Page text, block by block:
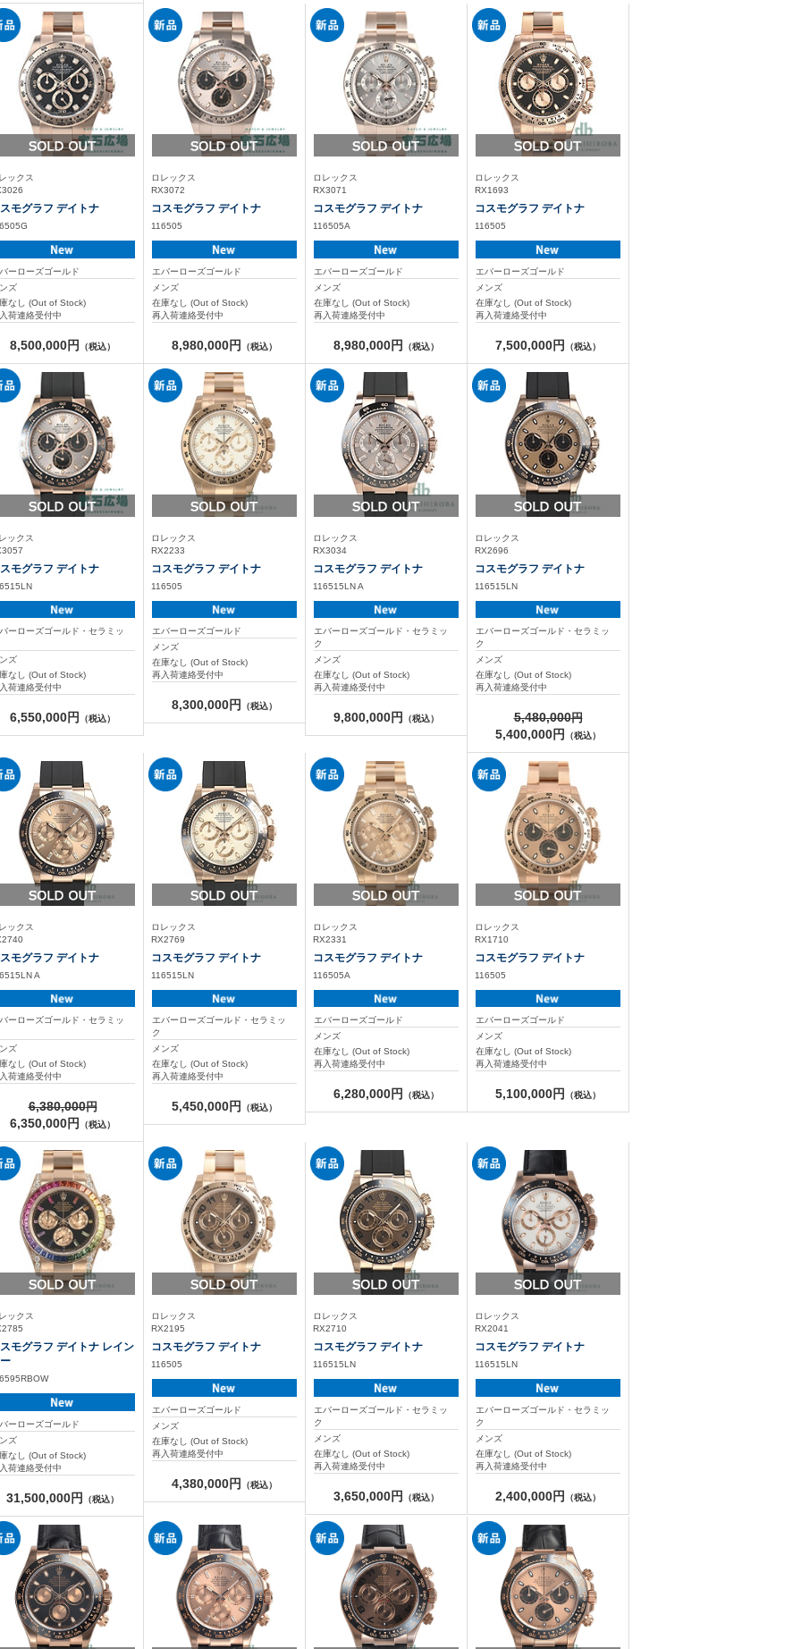
ックス
モグラフ デイトナ
ーローズゴールド
ズ
なし (Out of Stock)
荷連絡受付中
8,500,000円 （税込）
ロレックス
RX3072
コスモグラフ デイトナ
116505
エバーローズゴールド
メンズ
在庫なし (Out of Stock)
再入荷連絡受付中
8,980,000円 （税込）
ロレックス
RX3071
コスモグラフ デイトナ
116505A
エバーローズゴールド
メンズ
在庫なし (Out of Stock)
再入荷連絡受付中
8,980,000円 （税込）
ロレックス
RX1693
コスモグラフ デイトナ
116505
エバーローズゴールド
メンズ
在庫なし (Out of Stock)
再入荷連絡受付中
7,500,000円 （税込）
ックス
モグラフ デイトナ
ーローズゴールド・セラミッ
ズ
なし (Out of Stock)
荷連絡受付中
6,550,000円 （税込）
ロレックス
RX2233
コスモグラフ デイトナ
116505
エバーローズゴールド
メンズ
在庫なし (Out of Stock)
再入荷連絡受付中
8,300,000円 （税込）
ロレックス
RX3034
コスモグラフ デイトナ
116515LN A
エバーローズゴールド・セラミッ
ク
メンズ
在庫なし (Out of Stock)
再入荷連絡受付中
9,800,000円 （税込）
ロレックス
RX2696
コスモグラフ デイトナ
116515LN
エバーローズゴールド・セラミッ
ク
メンズ
在庫なし (Out of Stock)
再入荷連絡受付中
5,480,000
5,400,000円
（税込）
ックス
モグラフ デイトナ
A
ーローズゴールド・セラミッ
ズ
なし (Out of Stock)
荷連絡受付中
6,380,000
6,350,000円
（税込）
ロレックス
RX2769
コスモグラフ デイトナ
116515LN
エバーローズゴールド・セラミッ
ク
メンズ
在庫なし (Out of Stock)
再入荷連絡受付中
5,450,000円 （税込）
ロレックス
RX2331
コスモグラフ デイトナ
116505A
エバーローズゴールド
メンズ
在庫なし (Out of Stock)
再入荷連絡受付中
6,280,000円 （税込）
ロレックス
RX1710
コスモグラフ デイトナ
116505
エバーローズゴールド
メンズ
在庫なし (Out of Stock)
再入荷連絡受付中
5,100,000円 （税込）
ックス
モグラフ デイトナ レイン
ーローズゴールド
ズ
なし (Out of Stock)
荷連絡受付中
31,500,000円 （税込）
ロレックス
RX2195
コスモグラフ デイトナ
116505
エバーローズゴールド
メンズ
在庫なし (Out of Stock)
再入荷連絡受付中
4,380,000円 （税込）
ロレックス
RX2710
コスモグラフ デイトナ
116515LN
エバーローズゴールド・セラミッ
ク
メンズ
在庫なし (Out of Stock)
再入荷連絡受付中
3,650,000円 （税込）
ロレックス
RX2041
コスモグラフ デイトナ
116515LN
エバーローズゴールド・セラミッ
ク
メンズ
在庫なし (Out of Stock)
再入荷連絡受付中
2,400,000円 （税込）